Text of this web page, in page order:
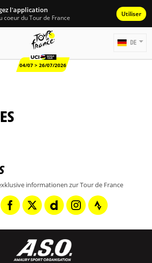
l'application
coeur du Tour de France Utiliser
04/07 > 26/07/2026
DE
informationen zur Tour de France